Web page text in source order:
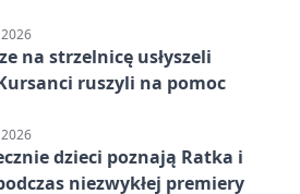
na strzelnicę usłyszeli
ruszyli na pomoc
dzieci poznają Ratka i
niezwykłej premiery